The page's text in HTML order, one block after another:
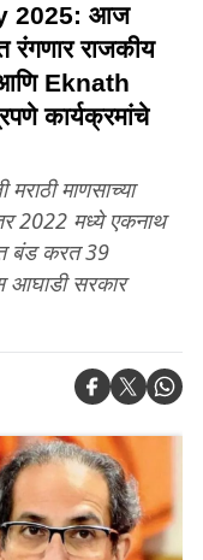
2025: आज
रंगणार राजकीय
Eknath
कार्यक्रमांचे
माणसाच्या
2022 मध्ये एकनाथ
बंड करत 39
आघाडी सरकार